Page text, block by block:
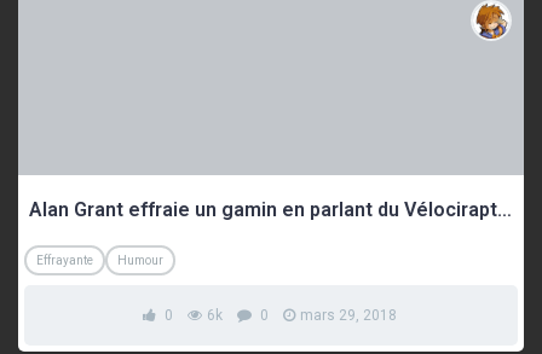
Alan Grant effraie un gamin en parlant du Vélociraptor
Effrayante Humour
0 6k 0 mars 29, 2018